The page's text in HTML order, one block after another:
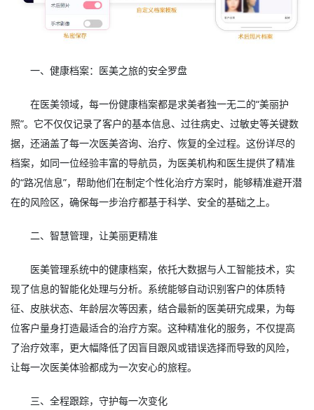
一、健康档案：医美之旅的安全罗盘
在医美领域，每一份健康档案都是求美者独一无二的“美丽护
照”。它不仅仅记录了客户的基本信息、过往病史、过敏史等关键数
据，还涵盖了每一次医美咨询、治疗、恢复的全过程。这份详尽的
档案，如同一位经验丰富的导航员，为医美机构和医生提供了精准
的“路况信息”，帮助他们在制定个性化治疗方案时，能够精准避开潜
在的风险区，确保每一步治疗都基于科学、安全的基础之上。
二、智慧管理，让美丽更精准
医美管理系统中的健康档案，依托大数据与人工智能技术，实
现了信息的智能化处理与分析。系统能够自动识别客户的体质特
征、皮肤状态、年龄层次等因素，结合最新的医美研究成果，为每
位客户量身打造最适合的治疗方案。这种精准化的服务，不仅提高
了治疗效率，更大幅降低了因盲目跟风或错误选择而导致的风险，
让每一次医美体验都成为一次安心的旅程。
三、全程跟踪，守护每一次变化